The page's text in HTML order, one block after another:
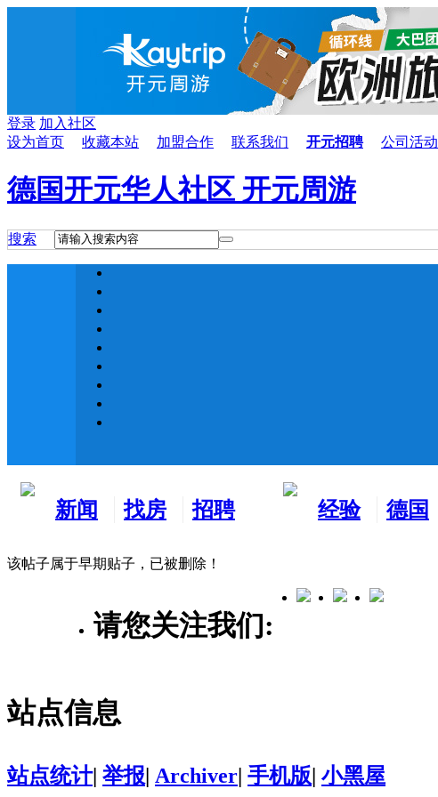
登录 加入社区
设为首页
收藏本站 加盟合作 联系我们 开元招聘 公司活动
德国开元华人社区 开元周游
搜索
新闻
找房
招聘
经验
德国
该帖子属于早期贴子，已被删除！
请您关注我们:
站点信息
站点统计| 举报| Archiver| 手机版| 小黑屋